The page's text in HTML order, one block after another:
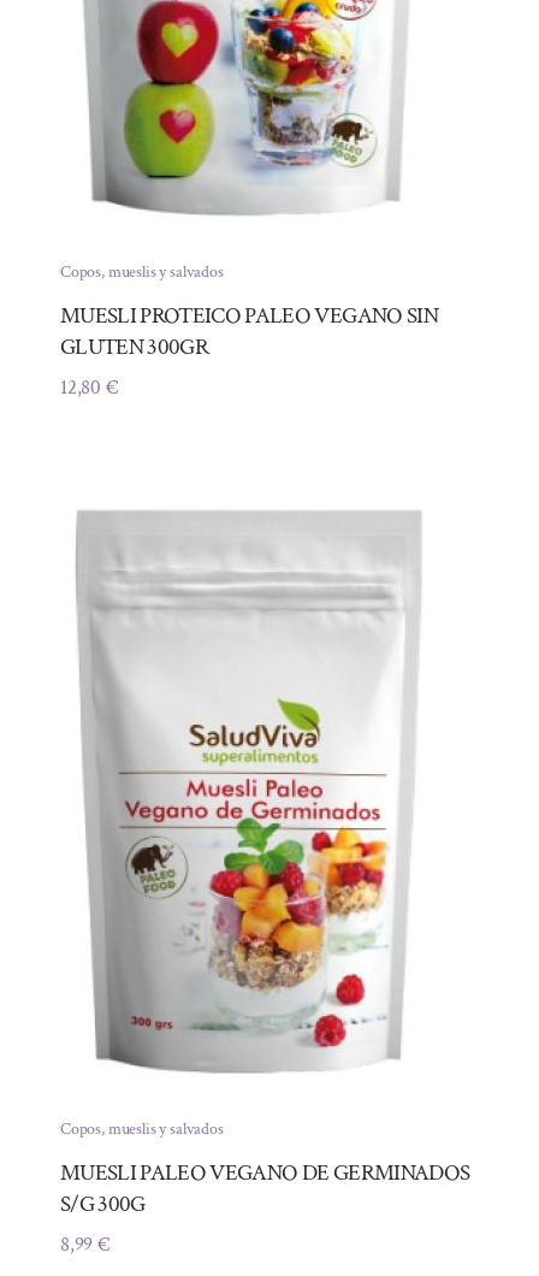
Copos, mueslis y salvados
MUESLI PROTEICO PALEO VEGANO SIN
GLUTEN 300GR
12,80 €
Copos, mueslis y salvados
MUESLI PALEO VEGANO DE GERMINADOS
S/G 300G
8,99€